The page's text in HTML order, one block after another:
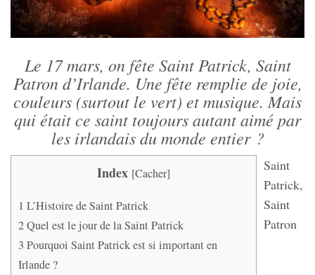
Le 17 mars, on fête Saint Patrick, Saint
Patron d’Irlande. Une fête remplie de joie,
couleurs (surtout le vert) et musique. Mais
qui était ce saint toujours autant aimé par
les irlandais du monde entier ?
Index [Cacher]
1 L’Histoire de Saint Patrick
2Quel est le jour de la Saint Patrick
3 Pourquoi Saint Patrick est si important en
Irlande ?
Saint
Patrick,
Saint
Patron